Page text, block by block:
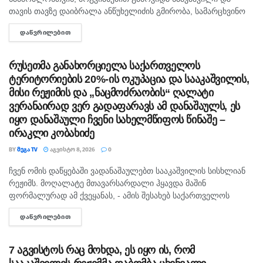
მშვილდოსანი
განმავლობაში გაგყვებათ. მოგზაურობასთან,
სწავლასთან ან ახალი გამოცდილების მიღებასთან
დაკავშირებული გეგმები წარმატებით განვითარდება.
პრაქტიკული მიდგომა დღეს საუკეთესო შედეგს
მოგიტანთ. ყურადღება მიაქციეთ სამუშაოს და
დაუსრულებელ საქმეებს. საღამოს ოჯახურ გარემოში
სასიამოვნო დრო გელით.
თავის თავზე დაიბრალა ანწუხელიძის გმირობა, სამარცხვინო
სიტყვები თქვა, თითქოს, სააკაშვილისთვის შეგინებას თუ
რაღაც ამგვარს სთხოვდნენ მას, - ამის შესახებ...
ᲓᲐᲬᲕᲠᲘᲚᲔᲑᲘᲗ
რუსეთმა განახორციელა საქართველოს
ტერიტორიების 20%-ის ოკუპაცია და სააკაშვილის,
მისი რეჟიმის და „ნაცმოძრაობის“ ღალატი
ვერანაირად ვერ გადაფარავს ამ დანაშაულს, ეს
იყო დანაშაული ჩვენი სახელმწიფოს წინაშე –
ირაკლი კობახიძე
BYᲛᲔᲒᲐ TV ᲐᲒᲕᲘᲡᲢᲝ 8, 2026 0
ᲛᲗᲐᲕᲐᲠᲘ
ჩვენ ომის დაწყებაში ვადანაშაულებთ სააკაშვილის სისხლიან
რეჟიმს. მოღალატე მთავარსარდალი ჰყავდა მაშინ
ფორმალურად ამ ქვეყანას, - ამის შესახებ საქართველოს
პრემიერ-მინისტრმა ირაკლი კობახიძემ ჟურნალისტებს
განუცხადა. რაც შეეხება რუსეთს, კობახიძის განცხადებით,
ᲓᲐᲬᲕᲠᲘᲚᲔᲑᲘᲗ
7 აგვისტოს რაც მოხდა, ეს იყო ის, რომ